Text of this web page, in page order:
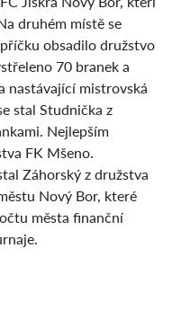
druhém místě se
obsadilo družstvo
70 branek a
nastávající mistrovská
stal Studnička z
Nejlepším
FK Mšeno.
Záhorský z družstva
Nový Bor, které
města finanční